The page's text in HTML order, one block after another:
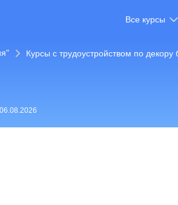
Все курсы
Курсы с трудоустройством по декору
06.08.2026